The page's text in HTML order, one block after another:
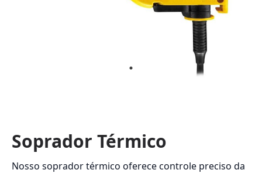
Soprador Térmico
Nosso soprador térmico oferece controle preciso da